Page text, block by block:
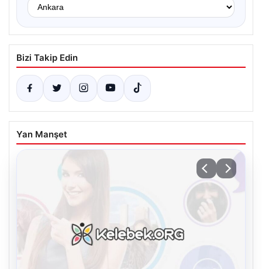
Bizi Takip Edin
Yan Manşet